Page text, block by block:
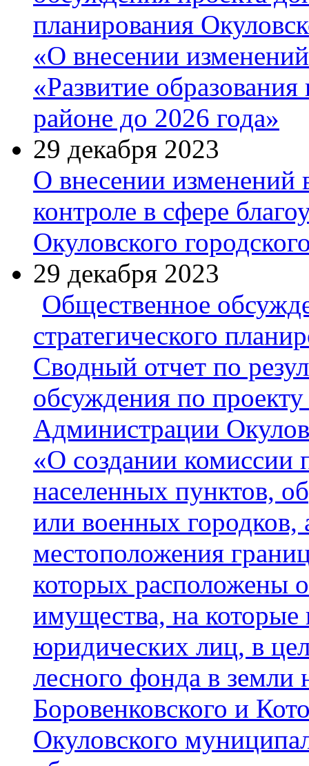
планирования
«О внесении
«Развитие
районе до 2026 года»
29 декабря 2023
О внесении
контроле в сфере
Окуловского
29 декабря 2023
Общественное
стратегического
Сводный отчет по
обсуждения по
Администрации
«О создании комиссии
населенных пунктов,
или военных
местоположения
которых расположены
имущества, на которые
юридических лиц, в
лесного фонда в земли
Боровенковского и
Окуловского